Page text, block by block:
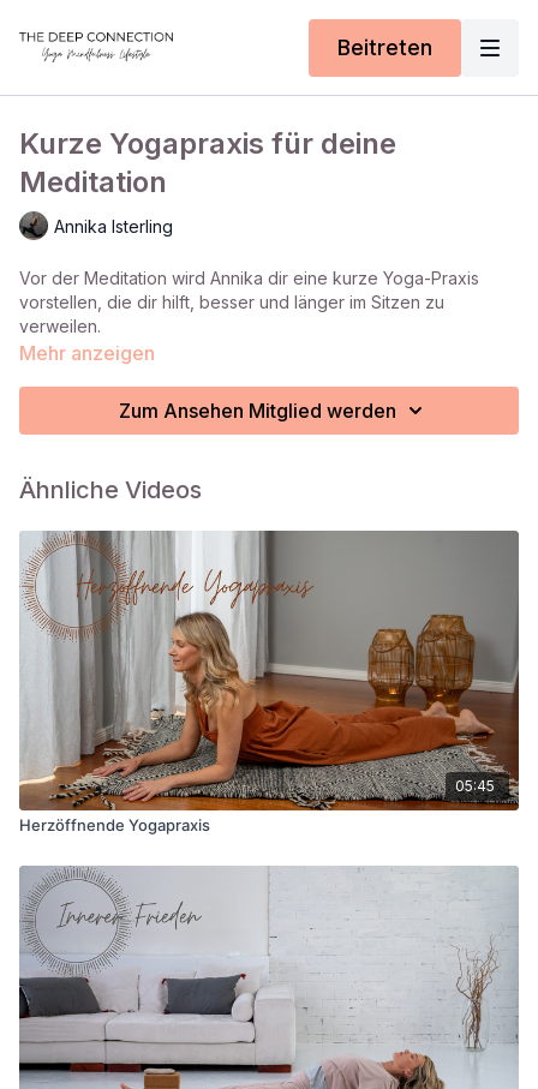
Beitreten
Kurze Yogapraxis für deine
Meditation
Annika Isterling
Vor der Meditation wird Annika dir eine kurze Yoga-Praxis
vorstellen, die dir hilft, besser und länger im Sitzen zu
verweilen.
Mehr anzeigen
Zum Ansehen Mitglied werden
Ähnliche Videos
05:45
Herzöffnende Yogapraxis